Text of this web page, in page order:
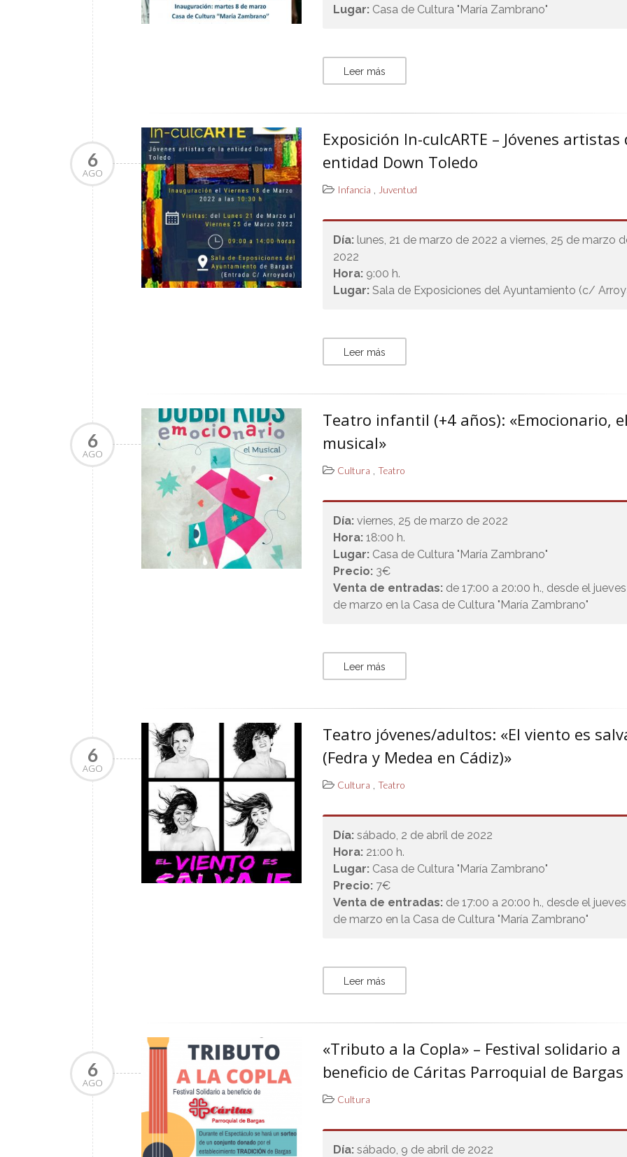
Lugar: Casa de Cultura "María Zambrano"
Leer más
6
AGO
Exposición In-culcARTE – Jóvenes artistas
entidad Down Toledo
Infancia ,Juventud
Día: lunes, 21 de marzo de 2022 a viernes, 25 de marzo
2022
Hora: 9:00 h.
Lugar:Sala de Exposiciones del Ayuntamiento (c/
Leer más
6
AGO
Teatro infantil (+4 años): «Emocionario,
musical»
Cultura ,Teatro
Día:viernes, 25 de marzo de 2022
Hora:18:00 h.
Lugar: Casa de Cultura "María Zambrano"
Precio: 3€
Venta de entradas: de 17:00 a 20:00 h., desde el
de marzo en la Casa de Cultura "María Zambrano"
Leer más
6
AGO
Teatro jóvenes/adultos: «El viento es
(Fedra y Medea en Cádiz)»
Cultura ,Teatro
Día:sábado, 2 de abril de 2022
Hora: 21:00 h.
Lugar: Casa de Cultura "María Zambrano"
Precio: 7€
Venta de entradas: de 17:00 a 20:00 h., desde el
de marzo en la Casa de Cultura "María Zambrano"
Leer más
6
AGO
«Tributo a la Copla» – Festival solidario a
beneficio de Cáritas Parroquial de Bargas
Cultura
Día:sábado, 9 de abril de 2022